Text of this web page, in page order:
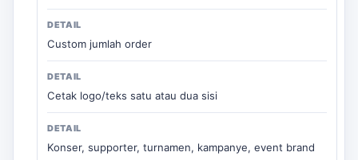
Custom jumlah order
Cetak logo/teks satu atau dua sisi
Konser, supporter, turnamen, kampanye, event brand